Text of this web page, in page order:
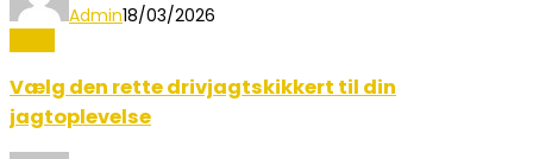
Admin18/03/2026
Vælg den rette drivjagtskikkert til din
jagtoplevelse